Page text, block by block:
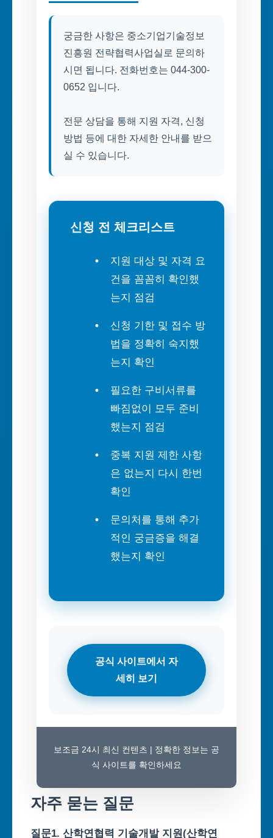
궁금한 사항은 중소기업기술정보
진흥원 전략협력사업실로 문의하
시면 됩니다. 전화번호는 044-300-
0652 입니다.
전문 상담을 통해 지원 자격, 신청
방법 등에 대한 자세한 안내를 받으
실 수 있습니다.
신청 전 체크리스트
지원 대상 및 자격 요
건을 꼼꼼히 확인했
는지 점검
신청 기한 및 접수 방
법을 정확히 숙지했
는지 확인
필요한 구비서류를
빠짐없이 모두 준비
했는지 점검
중복 지원 제한 사항
은 없는지 다시 한번
확인
문의처를 통해 추가
적인 궁금증을 해결
했는지 확인
공식 사이트에서 자
세히 보기
보조금 24시 최신 컨텐츠 | 정확한 정보는 공
식 사이트를 확인하세요
자주 묻는 질문
질문1. 산학연협력 기술개발 지원(산학연